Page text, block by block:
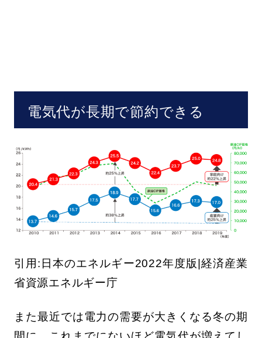
電気代が長期で節約できる
引用:日本のエネルギー2022年度版|経済産業
省資源エネルギー庁
また最近では電力の需要が大きくなる冬の期